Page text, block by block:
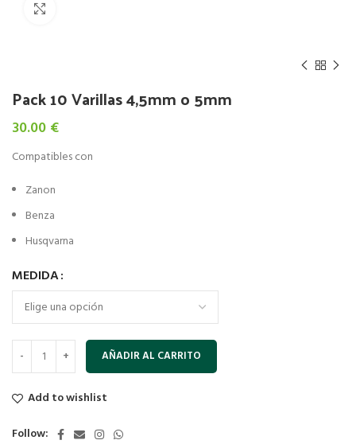
Pack 10 Varillas 4,5mm o 5mm
30.00 €
Compatibles con
Zanon
Benza
Husqvarna
MEDIDA
AÑADIR AL CARRITO
Add to wishlist
Follow: